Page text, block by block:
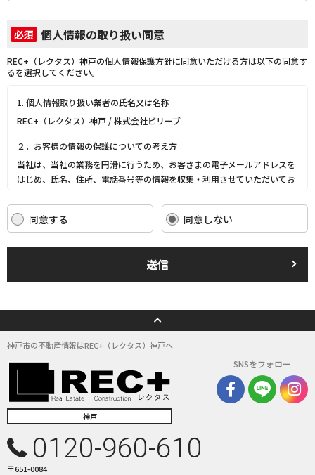
必須 個人情報の取り扱い同意
REC+（レクタス）神戸の個人情報保護方針に同意いただける方は以下の同意す
るを選択してください。
1. 個人情報取り扱い業者の氏名又は名称
REC+（レクタス）神戸 / 株式会社ビリーブ
２．お客様の情報の保護についての考え方
当社は、当社の業務を円滑に行うため、お客さまの電子メールアドレスを
はじめ、氏名、住所、電話番号等の情報を収集・利用させていただいてお
当社は、これらのお客さまの個人情報（以下「お客さま情報」といいま
す。）の適正な保護を重大な責務と認識し、この責務を果たすために、次
法令を遵守し、適切に取り扱います。また、適宜取扱いの改善に努めま
す。
ます。また、取引先等に対しても適切にお客さま情報を取り扱うように要
(3) お客さま情報の収集に際しては、利用目的を特定して通知または公表
(4) お客さま情報の漏洩、紛失、改ざん等を防止するために必要な 対策を
講じて適切な管理を行います。
(5) 保有するお客さま情報について、お客さま本人からの開示、訂正、削
除、利用停止の依頼を所定の窓口でお受けして、誠意をもって対応いたし
具体的には、以下の内容に従ってお客さま情報の取り扱いをいたします。
３．お客様の情報の利用目的
同意する 同意しない
送信
神戸市の不動産情報はREC+（レクタス）神戸へ
神戸
SNSをフォロー
0120-960-610
〒651-0084